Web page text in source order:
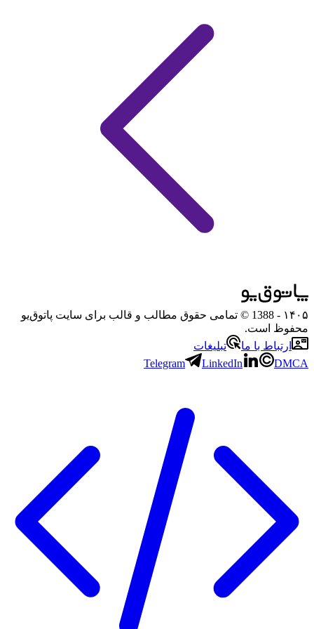
۱۴۰۵
- 1388 © تمامی حقوق مطالب و قالب برای سایت پاتوق‌یو
محفوظ است.
ارتباط با ما
تبلیغات
Telegram
LinkedIn DMCA